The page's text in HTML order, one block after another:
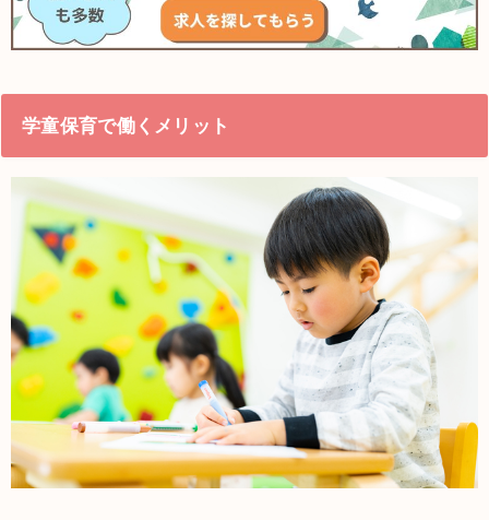
学童保育で働くメリット